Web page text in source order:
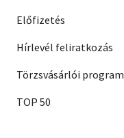
Előfizetés
Hírlevél feliratkozás
Törzsvásárlói program
TOP 50